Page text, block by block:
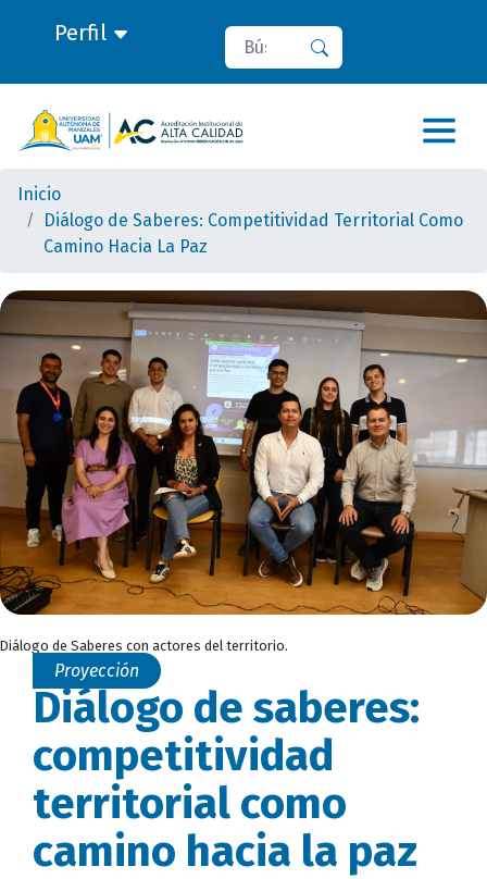
Perfil Buscar
Inicio
Diálogo de Saberes: Competitividad Territorial Como
Camino Hacia La Paz
Diálogo de Saberes con actores del territorio.
Proyección
Diálogo de saberes:
competitividad
territorial como
camino hacia la paz